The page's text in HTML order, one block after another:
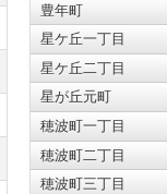
豊年町
星ケ丘一丁目
星ケ丘二丁目
星が丘元町
穂波町一丁目
穂波町二丁目
穂波町三丁目